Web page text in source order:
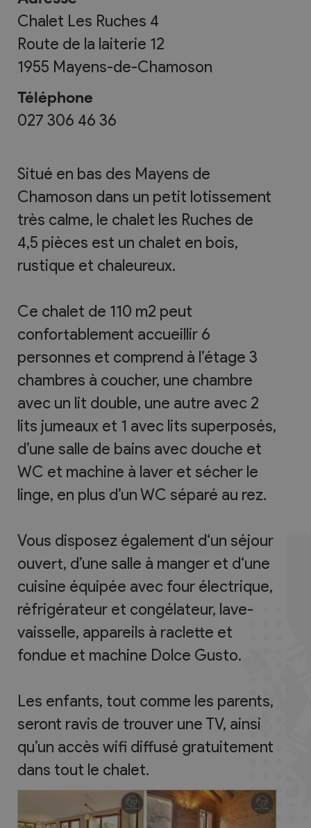
Chalet Les Ruches 4
Route de la laiterie 12
1955 Mayens-de-Chamoson
Téléphone
027 306 46 36
Situé en bas des Mayens de
Chamoson dans un petit lotissement
très calme, le chalet les Ruches de
4,5 pièces est un chalet en bois,
rustique et chaleureux.
Ce chalet de 110 m2 peut
confortablement accueillir 6
personnes et comprend à l’étage 3
chambres à coucher, une chambre
avec un lit double, une autre avec 2
lits jumeaux et 1 avec lits superposés,
d’une salle de bains avec douche et
WC et machine à laver et sécher le
linge, en plus d’un WC séparé au rez.
Vous disposez également d‘un séjour
ouvert, d’une salle à manger et d‘une
cuisine équipée avec four électrique,
réfrigérateur et congélateur, lave-
vaisselle, appareils à raclette et
fondue et machine Dolce Gusto.
Les enfants, tout comme les parents,
seront ravis de trouver une TV, ainsi
qu’un accès wifi diffusé gratuitement
dans tout le chalet.